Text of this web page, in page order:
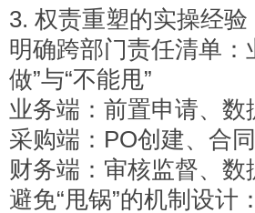
3. 权责重塑的实操经验
明确跨部门责任清单：
做”与“不能甩”
业务端：前置申请、
采购端：PO创建、合
财务端：审核监督、
避免“甩锅”的机制设